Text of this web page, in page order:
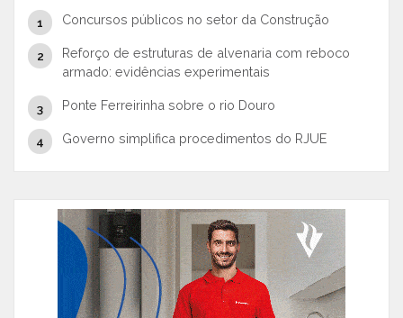
Concursos públicos no setor da Construção
Reforço de estruturas de alvenaria com reboco
armado: evidências experimentais
Ponte Ferreirinha sobre o rio Douro
Governo simplifica procedimentos do RJUE